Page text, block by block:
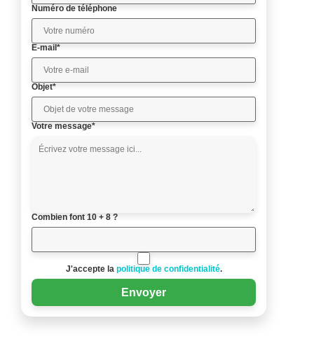
Numéro de téléphone
E-mail*
Objet*
Votre message*
Combien font 10 + 8 ?
J'accepte la politique de confidentialité.
Envoyer